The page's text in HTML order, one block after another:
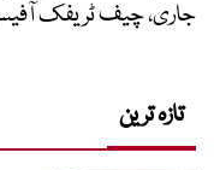
جاری، چیف ٹریفک
تازہ ترین